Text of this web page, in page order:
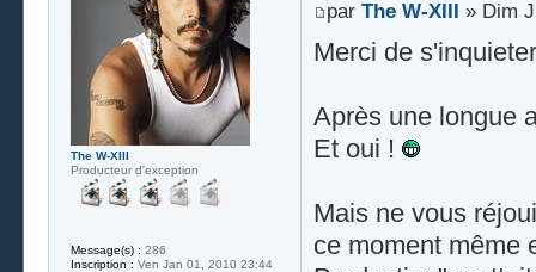
par The W-XIII » Dim
Merci de
Après une longue
Et oui !
Mais ne vous
ce moment même
The W-XIII
Producteur d'exception
Message(s) : 286
Inscription : Ven Jan 01, 2010 23:44